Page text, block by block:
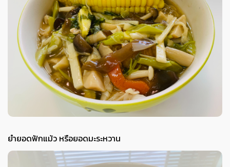
ยำยอดฟักแม้ว หรือยอดมะระหวาน